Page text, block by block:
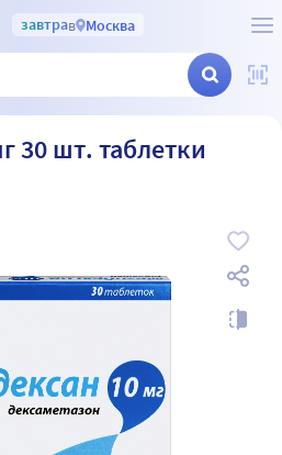
завтрав Москва
30 шт. таблетки